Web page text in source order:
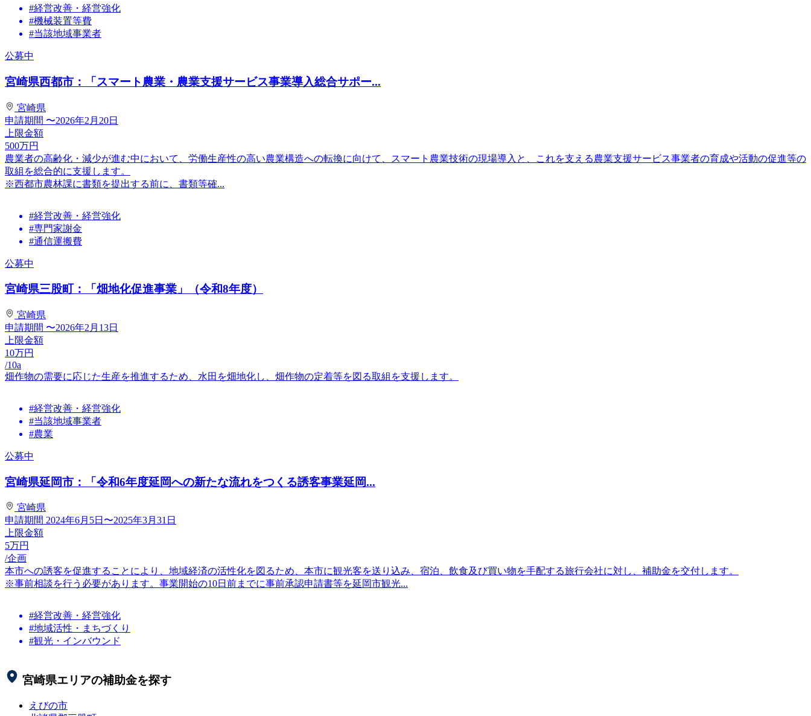
#経営改善・経営強化
#機械装置等費
#当該地域事業者
公募中
宮崎県西都市：「スマート農業・農業支援サービス事業導入総合サポー...
宮崎県
申請期間 〜2026年2月20日
上限金額
500万円
農業者の⾼齢化・減少が進む中において、労働⽣産性の⾼い農業構造への転換に向けて、スマート農業技術の現場導⼊と、これを⽀える農業⽀援サービス事業者の育成や活動の促進等の
取組を総合的に⽀援します。
※西都市農林課に書類を提出する前に、書類等確...
#経営改善・経営強化
#専門家謝金
#通信運搬費
公募中
宮崎県三股町：「畑地化促進事業」（令和8年度）
宮崎県
申請期間 〜2026年2月13日
上限金額
10万円
/10a
畑作物の需要に応じた生産を推進するため、水田を畑地化し、畑作物の定着等を図る取組を支援します。
#経営改善・経営強化
#当該地域事業者
#農業
公募中
宮崎県延岡市：「令和6年度延岡への新たな流れをつくる誘客事業延岡...
宮崎県
申請期間 2024年6月5日〜2025年3月31日
上限金額
5万円
/企画
本市への誘客を促進することにより、地域経済の活性化を図るため、本市に観光客を送り込み、宿泊、飲食及び買い物を手配する旅行会社に対し、補助金を交付します。
※事前相談を行う必要があります。事業開始の10日前までに事前承認申請書等を延岡市観光...
#経営改善・経営強化
#地域活性・まちづくり
#観光・インバウンド
宮崎県エリアの補助金を探す
えびの市